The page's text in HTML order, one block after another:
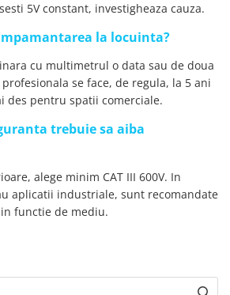
5V constant, investigheaza cauza.
la locuinta?
cu multimetrul o data sau de doua
se face, de regula, la 5 ani
des pentru spatii comerciale.
trebuie sa aiba
alege minim CAT III 600V. In
aplicatii industriale, sunt recomandate
functie de mediu.